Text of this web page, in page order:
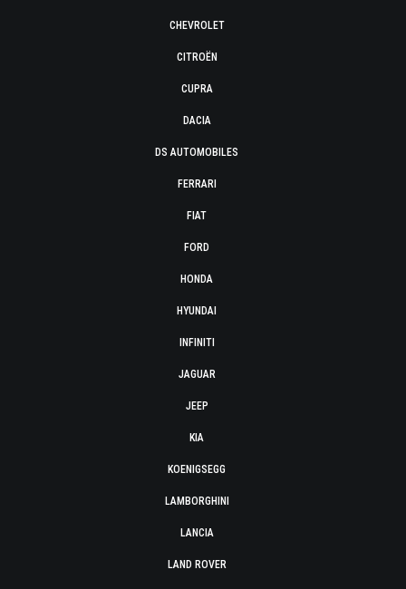
CHEVROLET
CITROËN
CUPRA
DACIA
DS AUTOMOBILES
FERRARI
FIAT
FORD
HONDA
HYUNDAI
INFINITI
JAGUAR
JEEP
KIA
KOENIGSEGG
LAMBORGHINI
LANCIA
LAND ROVER